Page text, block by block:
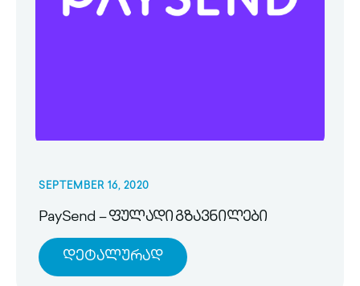
SEPTEMBER 16, 2020
PaySend – ფულადი გზავნილები
Დეტალურად